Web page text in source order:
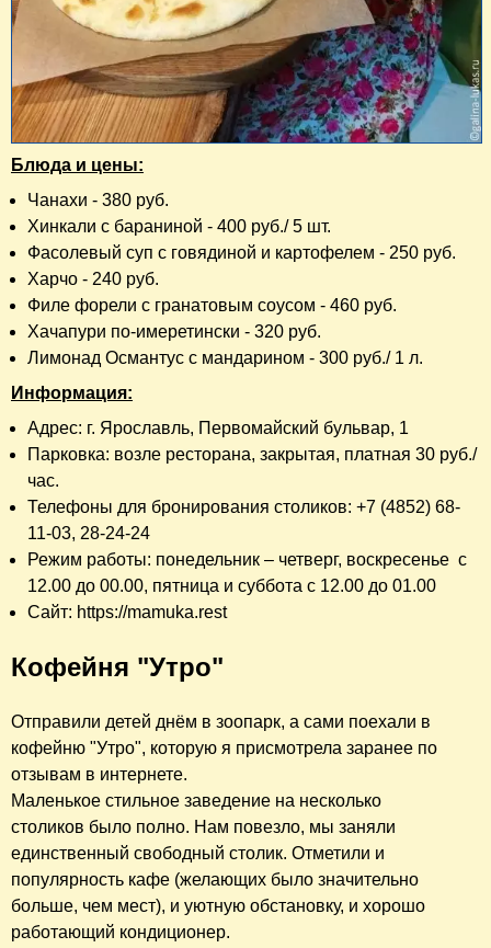
Блюда и цены:
Чанахи - 380 руб.
Хинкали с бараниной - 400 руб./ 5 шт.
Фасолевый суп с говядиной и картофелем - 250 руб.
Харчо - 240 руб.
Филе форели с гранатовым соусом - 460 руб.
Хачапури по-имеретински - 320 руб.
Лимонад Османтус с мандарином - 300 руб./ 1 л.
Информация:
Адрес: г. Ярославль, Первомайский бульвар, 1
Парковка: возле ресторана, закрытая, платная 30 руб./
час.
Телефоны для бронирования столиков: +7 (4852) 68-
11-03, 28-24-24
Режим работы: понедельник – четверг, воскресенье с
12.00 до 00.00, пятница и суббота с 12.00 до 01.00
Сайт: https://mamuka.rest
Кофейня "Утро"
Отправили детей днём в зоопарк, а сами поехали в
кофейню "Утро", которую я присмотрела заранее по
отзывам в интернете.
Маленькое стильное заведение на несколько
столиков было полно. Нам повезло, мы заняли
единственный свободный столик. Отметили и
популярность кафе (желающих было значительно
больше, чем мест), и уютную обстановку, и хорошо
работающий кондиционер.